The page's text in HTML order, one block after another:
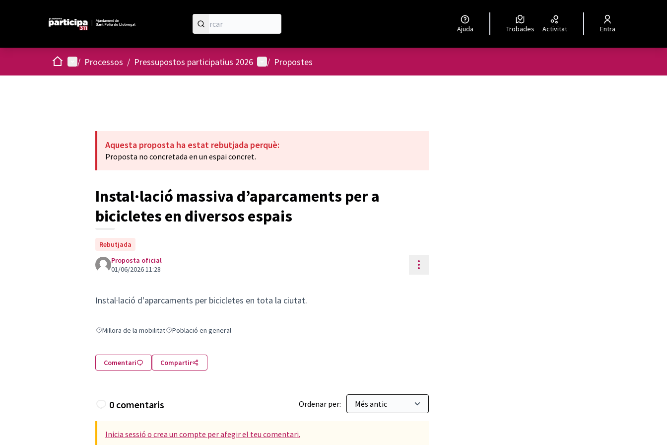
Ajuda Trobades Activitat Entra
Inici Menú principal
/ Processos / Pressupostos participatius 2026 Menú d'usuari
/ Propostes
Aquesta proposta ha estat rebutjada perquè:
Proposta no concretada en un espai concret.
Instal·lació massiva d’aparcaments per a
bicicletes en diversos espais
Rebutjada
Proposta oficial
01/06/2026 11:28
Controls de recursos
Instal·lació d'aparcaments per bicicletes en tota la ciutat.
Resultats en filtrar per: Millora de la mobilitat
Millora de la mobilitatResultats en filtrar per: Població en general
Població en general
Comentari Compartir
0 comentaris Ordenar per:
Inicia sessió o crea un compte per afegir el teu comentari.